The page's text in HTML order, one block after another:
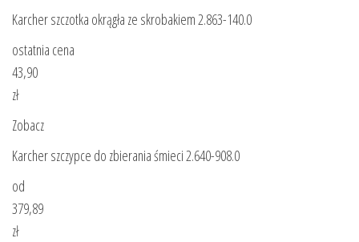
Karcher szczotka okrągła ze skrobakiem 2.863-140.0
ostatnia cena
43,90
zł
Zobacz
Karcher szczypce do zbierania śmieci 2.640-908.0
od
379,89
zł